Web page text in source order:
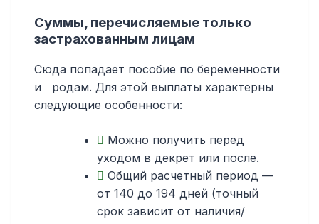
Суммы, перечисляемые только
застрахованным лицам
Сюда попадает пособие по беременности
и родам. Для этой выплаты характерны
следующие особенности:
Можно получить перед
уходом в декрет или после.
Общий расчетный период —
от 140 до 194 дней (точный
срок зависит от наличия/